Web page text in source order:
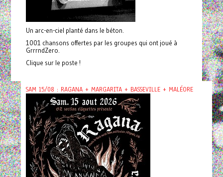
Un arc-en-ciel planté dans le béton.
1001 chansons offertes par les groupes qui ont joué à
GrrrndZero.
Clique sur le poste !
SAM 15/08 : RAGANA + MARGARITA + BASSEVILLE + MALÉORE